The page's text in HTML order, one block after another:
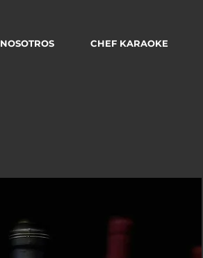
NOSOTROS CHEF KARAOKE